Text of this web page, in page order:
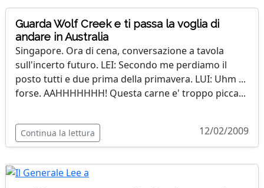
Guarda Wolf Creek e ti passa la voglia di
andare in Australia
Singapore. Ora di cena, conversazione a tavola
sull'incerto futuro. LEI: Secondo me perdiamo il
posto tutti e due prima della primavera. LUI: Uhm ...
forse. AAHHHHHHH! Questa carne e' troppo picca...
Continua la lettura 12/02/2009